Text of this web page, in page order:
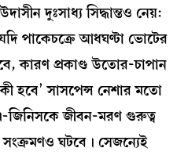
দুঃসাধ্য সিদ্ধান্তও নেয়:
পাকেচক্রে আধঘণ্টা ভোটের
কারণ প্রকাণ্ড উতোর-চাপান
হবে’ সাসপেন্স নেশার মতো
জিনিসকে জীবন-মরণ গুরুত্ব
সংক্রমণও ঘটবে। সেজন্যেই